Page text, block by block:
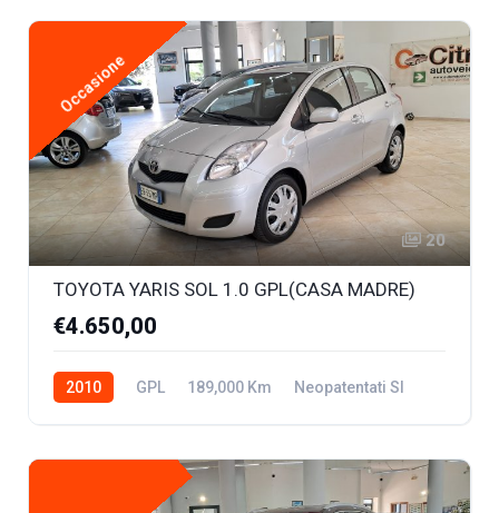
Occasione
20
TOYOTA YARIS SOL 1.0 GPL(CASA MADRE)
€4.650,00
2010 GPL 189,000 Km Neopatentati SI